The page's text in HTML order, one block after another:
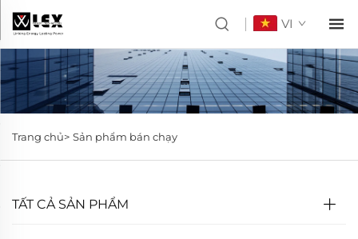
VI
Trang chủ> Sản phẩm bán chạy
TẤT CẢ SẢN PHẨM